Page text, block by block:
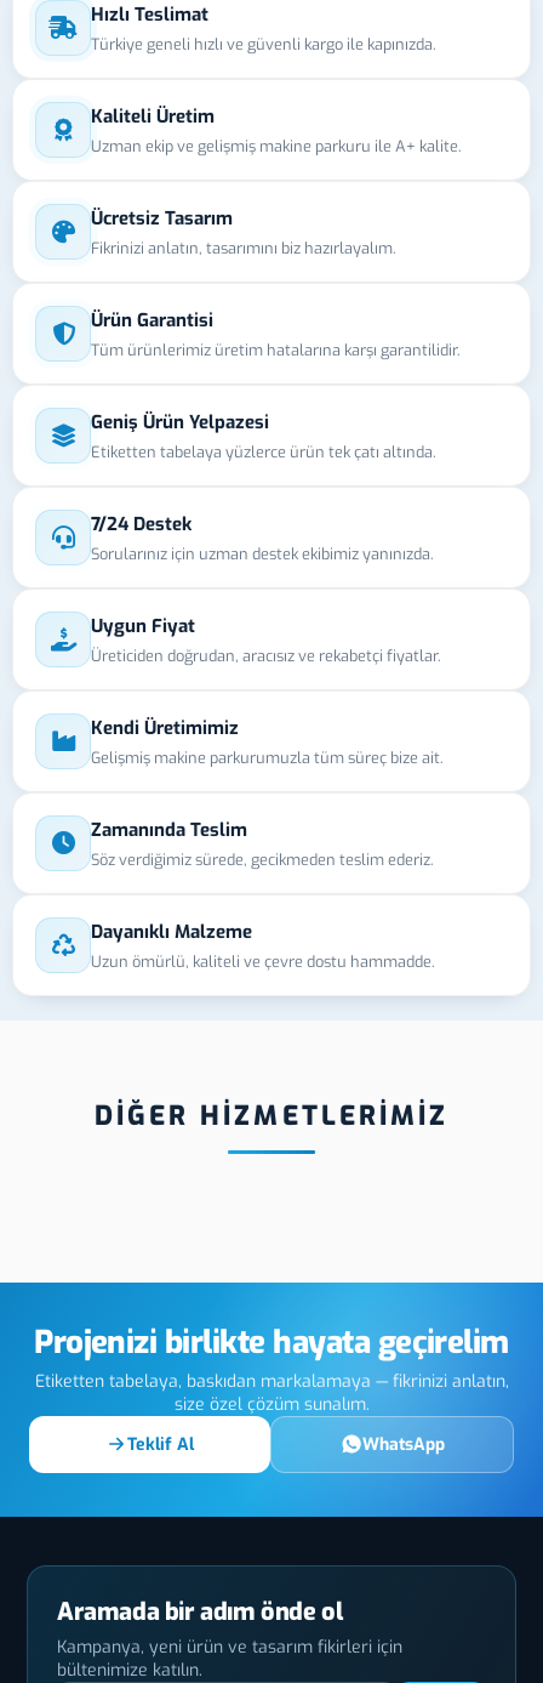
Hızlı Teslimat
Türkiye geneli hızlı ve güvenli kargo ile kapınızda.
Kaliteli Üretim
Uzman ekip ve gelişmiş makine parkuru ile A+ kalite.
Ücretsiz Tasarım
Fikrinizi anlatın, tasarımını biz hazırlayalım.
Ürün Garantisi
Tüm ürünlerimiz üretim hatalarına karşı garantilidir.
Geniş Ürün Yelpazesi
Etiketten tabelaya yüzlerce ürün tek çatı altında.
7/24 Destek
Sorularınız için uzman destek ekibimiz yanınızda.
Uygun Fiyat
Üreticiden doğrudan, aracısız ve rekabetçi fiyatlar.
Kendi Üretimimiz
Gelişmiş makine parkurumuzla tüm süreç bize ait.
Zamanında Teslim
Söz verdiğimiz sürede, gecikmeden teslim ederiz.
Dayanıklı Malzeme
Uzun ömürlü, kaliteli ve çevre dostu hammadde.
DİĞER HİZMETLERİMİZ
Projenizi birlikte hayata geçirelim
Etiketten tabelaya, baskıdan markalamaya — fikrinizi anlatın,
size özel çözüm sunalım.
Teklif Al
WhatsApp
Aramada bir adım önde ol
Kampanya, yeni ürün ve tasarım fikirleri için
bültenimize katılın.